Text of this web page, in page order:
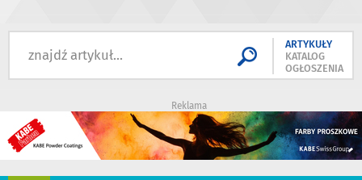
ARTYKUŁY
KATALOG
OGŁOSZENIA
Reklama